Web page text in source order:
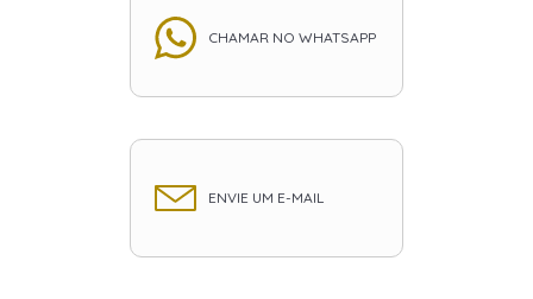
CHAMAR NO WHATSAPP
ENVIE UM E-MAIL